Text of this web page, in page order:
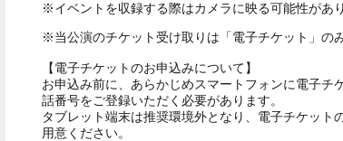
※イベントを収録する際はカメラに映る可能性があり
※当公演のチケット受け取りは「電子チケット」の
【電子チケットのお申込みについて】
お申込み前に、あらかじめスマートフォンに電子
話番号をご登録いただく必要があります。
タブレット端末は推奨環境外となり、電子チケッ
用意ください。